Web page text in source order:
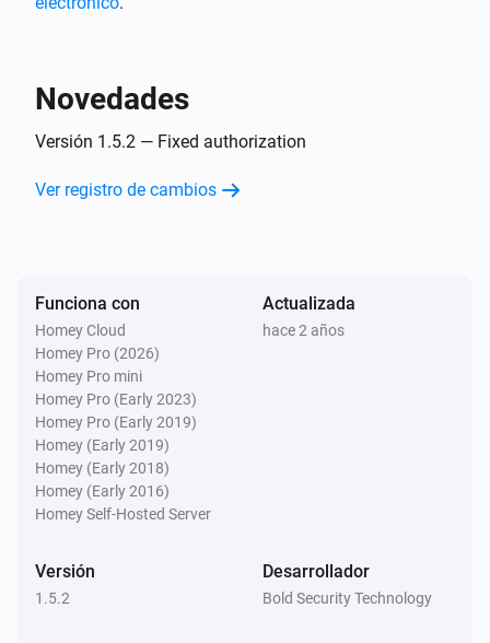
Controller
Smart Lock
Smart Lock
Encender o apagar
Novedades
Versión 1.5.2 — Fixed authorization
Ver registro de cambios
Funciona con
Homey Cloud
Homey Pro (2026)
Homey Pro mini
Homey Pro (Early 2023)
Homey Pro (Early 2019)
Homey (Early 2019)
Homey (Early 2018)
Homey (Early 2016)
Homey Self-Hosted Server
Actualizada
hace 2 años
Versión
1.5.2
Desarrollador
Bold Security Technology